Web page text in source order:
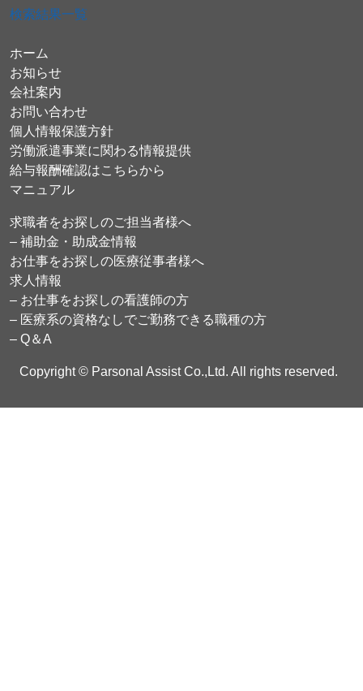
検索結果一覧
ホーム
お知らせ
会社案内
お問い合わせ
個人情報保護方針
労働派遣事業に関わる情報提供
給与報酬確認はこちらから
マニュアル
求職者をお探しのご担当者様へ
– 補助金・助成金情報
お仕事をお探しの医療従事者様へ
求人情報
– お仕事をお探しの看護師の方
– 医療系の資格なしでご勤務できる職種の方
– Q＆A
Copyright © Parsonal Assist Co.,Ltd. All rights reserved.